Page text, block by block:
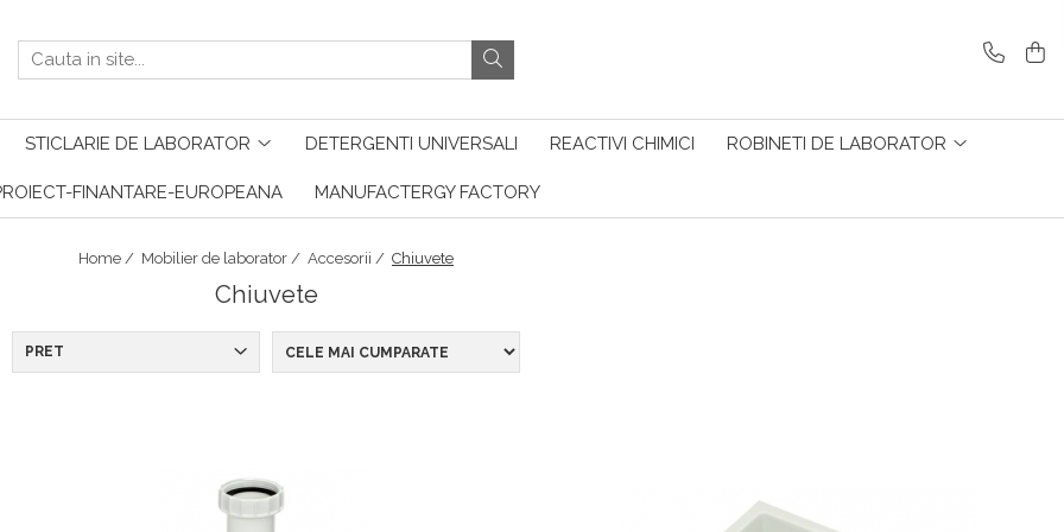
STICLARIE DE LABORATOR DETERGENTI UNIVERSALI REACTIVI CHIMICI ROBINETI DE LABORATOR
FINANTARE-EUROPEANA MANUFACTERGY FACTORY
Home / Mobilier de laborator / Accesorii / Chiuvete
Chiuvete
PRET